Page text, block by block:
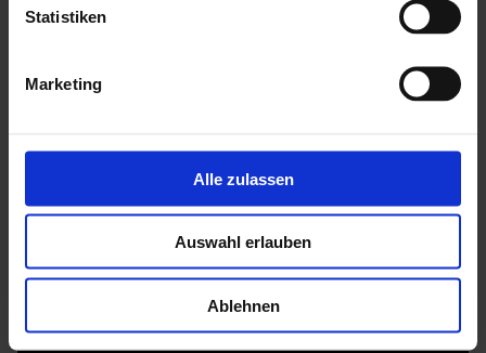
Statistiken
Marketing
Alle zulassen
Auswahl erlauben
Ablehnen